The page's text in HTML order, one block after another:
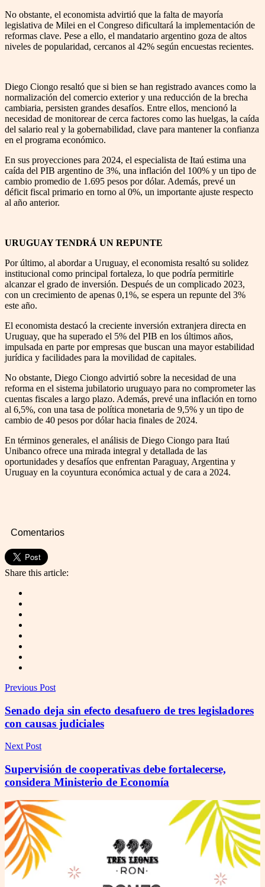
No obstante, el economista advirtió que la falta de mayoría
legislativa de Milei en el Congreso dificultará la implementación de
reformas clave. Pese a ello, el mandatario argentino goza de altos
niveles de popularidad, cercanos al 42% según encuestas recientes.
Diego Ciongo resaltó que si bien se han registrado avances como la
normalización del comercio exterior y una reducción de la brecha
cambiaria, persisten grandes desafíos. Entre ellos, mencionó la
necesidad de monitorear de cerca factores como las huelgas, la caída
del salario real y la gobernabilidad, clave para mantener la confianza
en el programa económico.
En sus proyecciones para 2024, el especialista de Itaú estima una
caída del PIB argentino de 3%, una inflación del 100% y un tipo de
cambio promedio de 1.695 pesos por dólar. Además, prevé un
déficit fiscal primario en torno al 0%, un importante ajuste respecto
al año anterior.
URUGUAY TENDRÁ UN REPUNTE
Por último, al abordar a Uruguay, el economista resaltó su solidez
institucional como principal fortaleza, lo que podría permitirle
alcanzar el grado de inversión. Después de un complicado 2023,
con un crecimiento de apenas 0,1%, se espera un repunte del 3%
este año.
El economista destacó la creciente inversión extranjera directa en
Uruguay, que ha superado el 5% del PIB en los últimos años,
impulsada en parte por empresas que buscan una mayor estabilidad
jurídica y facilidades para la movilidad de capitales.
No obstante, Diego Ciongo advirtió sobre la necesidad de una
reforma en el sistema jubilatorio uruguayo para no comprometer las
cuentas fiscales a largo plazo. Además, prevé una inflación en torno
al 6,5%, con una tasa de política monetaria de 9,5% y un tipo de
cambio de 40 pesos por dólar hacia finales de 2024.
En términos generales, el análisis de Diego Ciongo para Itaú
Unibanco ofrece una mirada integral y detallada de las
oportunidades y desafíos que enfrentan Paraguay, Argentina y
Uruguay en la coyuntura económica actual y de cara a 2024.
Comentarios
Share this article:
Previous Post
Senado deja sin efecto desafuero de tres legisladores
con causas judiciales
Next Post
Supervisión de cooperativas debe fortalecerse,
considera Ministerio de Economía